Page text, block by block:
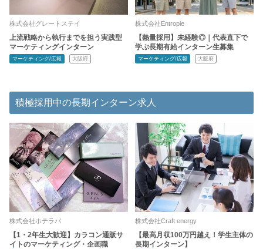
株式会社グレートステイ
上流戦略から執行までを担う実践型
マーケティングインターン
マーケティング/広報 大阪府
株式会社Entropie
【熱量採用】未経験◎｜代表直下で
学ぶ長期有給インターン生募集
マーケティング/広報 大阪府
積極採用中の長期インターン求人
株式会社ホテラバ
【1・2年生大歓迎】カラコン通販サ
イトのマーケティング・企画職
株式会社Craft energy
【最高月収100万円越え！学生主体の
長期インターン】